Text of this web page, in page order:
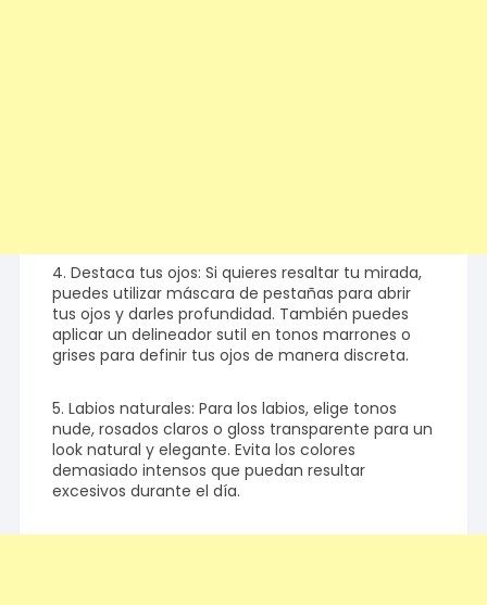
4. Destaca tus ojos: Si quieres resaltar tu mirada,
puedes utilizar máscara de pestañas para abrir
tus ojos y darles profundidad. También puedes
aplicar un delineador sutil en tonos marrones o
grises para definir tus ojos de manera discreta.
5. Labios naturales: Para los labios, elige tonos
nude, rosados claros o gloss transparente para un
look natural y elegante. Evita los colores
demasiado intensos que puedan resultar
excesivos durante el día.